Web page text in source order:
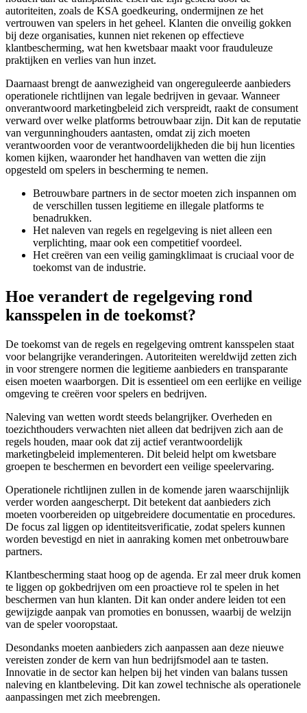
autoriteiten, zoals de KSA goedkeuring, ondermijnen ze het
vertrouwen van spelers in het geheel. Klanten die onveilig gokken
bij deze organisaties, kunnen niet rekenen op effectieve
klantbescherming, wat hen kwetsbaar maakt voor frauduleuze
praktijken en verlies van hun inzet.
Daarnaast brengt de aanwezigheid van ongereguleerde aanbieders
operationele richtlijnen van legale bedrijven in gevaar. Wanneer
onverantwoord marketingbeleid zich verspreidt, raakt de consument
verward over welke platforms betrouwbaar zijn. Dit kan de reputatie
van vergunninghouders aantasten, omdat zij zich moeten
verantwoorden voor de verantwoordelijkheden die bij hun licenties
komen kijken, waaronder het handhaven van wetten die zijn
opgesteld om spelers in bescherming te nemen.
Betrouwbare partners in de sector moeten zich inspannen om
de verschillen tussen legitieme en illegale platforms te
benadrukken.
Het naleven van regels en regelgeving is niet alleen een
verplichting, maar ook een competitief voordeel.
Het creëren van een veilig gamingklimaat is cruciaal voor de
toekomst van de industrie.
Hoe verandert de regelgeving rond
kansspelen in de toekomst?
De toekomst van de regels en regelgeving omtrent kansspelen staat
voor belangrijke veranderingen. Autoriteiten wereldwijd zetten zich
in voor strengere normen die legitieme aanbieders en transparante
eisen moeten waarborgen. Dit is essentieel om een eerlijke en veilige
omgeving te creëren voor spelers en bedrijven.
Naleving van wetten wordt steeds belangrijker. Overheden en
toezichthouders verwachten niet alleen dat bedrijven zich aan de
regels houden, maar ook dat zij actief verantwoordelijk
marketingbeleid implementeren. Dit beleid helpt om kwetsbare
groepen te beschermen en bevordert een veilige speelervaring.
Operationele richtlijnen zullen in de komende jaren waarschijnlijk
verder worden aangescherpt. Dit betekent dat aanbieders zich
moeten voorbereiden op uitgebreidere documentatie en procedures.
De focus zal liggen op identiteitsverificatie, zodat spelers kunnen
worden bevestigd en niet in aanraking komen met onbetrouwbare
partners.
Klantbescherming staat hoog op de agenda. Er zal meer druk komen
te liggen op gokbedrijven om een proactieve rol te spelen in het
beschermen van hun klanten. Dit kan onder andere leiden tot een
gewijzigde aanpak van promoties en bonussen, waarbij de welzijn
van de speler vooropstaat.
Desondanks moeten aanbieders zich aanpassen aan deze nieuwe
vereisten zonder de kern van hun bedrijfsmodel aan te tasten.
Innovatie in de sector kan helpen bij het vinden van balans tussen
naleving en klantbeleving. Dit kan zowel technische als operationele
aanpassingen met zich meebrengen.